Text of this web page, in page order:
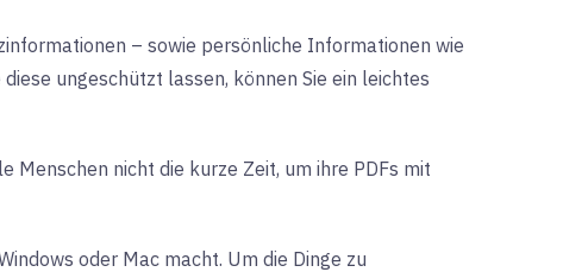
– sowie persönliche Informationen wie
ungeschützt lassen, können Sie ein leichtes
Menschen nicht die kurze Zeit, um ihre PDFs mit
oder Mac macht. Um die Dinge zu